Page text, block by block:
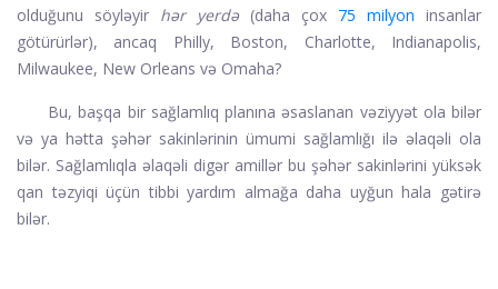
olduğunu söyləyir hər yerdə (daha çox 75 milyon insanlar
götürürlər), ancaq Philly, Boston, Charlotte, Indianapolis,
Milwaukee, New Orleans və Omaha?
Bu, başqa bir sağlamlıq planına əsaslanan vəziyyət ola bilər
və ya hətta şəhər sakinlərinin ümumi sağlamlığı ilə əlaqəli ola
bilər. Sağlamlıqla əlaqəli digər amillər bu şəhər sakinlərini yüksək
qan təzyiqi üçün tibbi yardım almağa daha uyğun hala gətirə
bilər.